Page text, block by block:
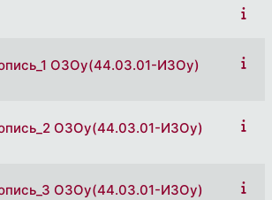
ОЗОу(44.03.01-ИЗОу)
ОЗОу(44.03.01-ИЗОу)
ОЗОу(44.03.01-ИЗОу)